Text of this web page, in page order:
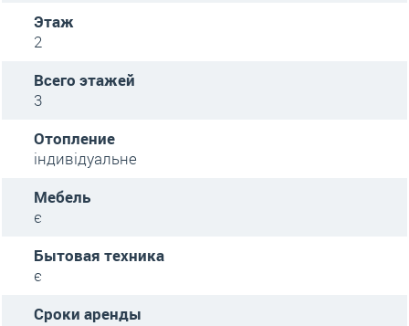
Этаж
2
Всего этажей
3
Отопление
індивідуальне
Мебель
є
Бытовая техника
є
Сроки аренды